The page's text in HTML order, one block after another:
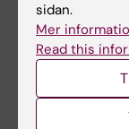
Tags
Cell- och
sidan.
Mer
Read this